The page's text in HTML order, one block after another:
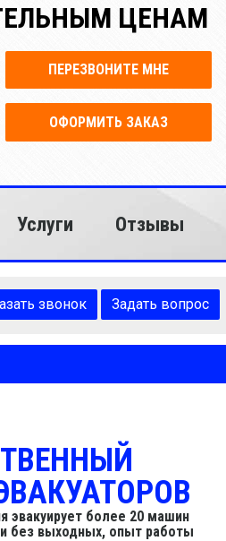
ЦЕНАМ
ПЕРЕЗВОНИТЕ МНЕ
ОФОРМИТЬ ЗАКАЗ
Услуги Отзывы
звонок Задать вопрос
эвакуирует более 20 машин
без выходных, опыт работы